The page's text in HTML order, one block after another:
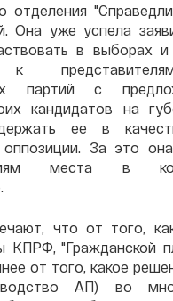
отделения
Она уже успела
в выборах и
к
партий с
кандидатов на
ее в
За это
места в
что от того,
КПРФ, "Гражданской
от того, какое
АП) во